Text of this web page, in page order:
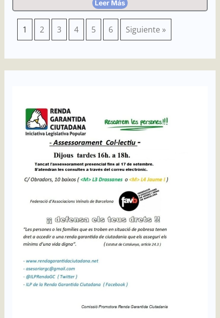
Leer Más
1 2 3 4 5 6 Siguiente »